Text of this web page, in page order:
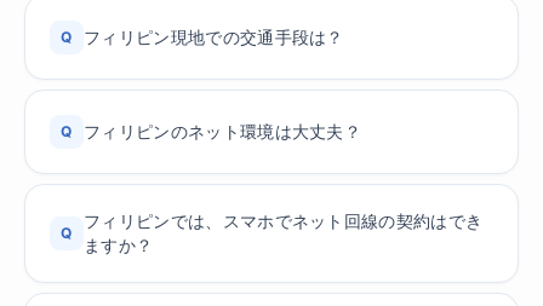
Q フィリピン現地での交通手段は？
Q フィリピンのネット環境は大丈夫？
Q
フィリピンでは、スマホでネット回線の契約はでき
ますか？